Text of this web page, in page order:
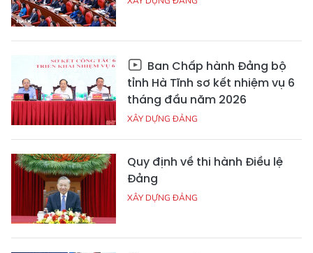
Ban Chấp hành Đảng bộ
tỉnh Hà Tĩnh sơ kết nhiệm vụ 6
tháng đầu năm 2026
XÂY DỰNG ĐẢNG
Quy định về thi hành Điều lệ
Đảng
XÂY DỰNG ĐẢNG